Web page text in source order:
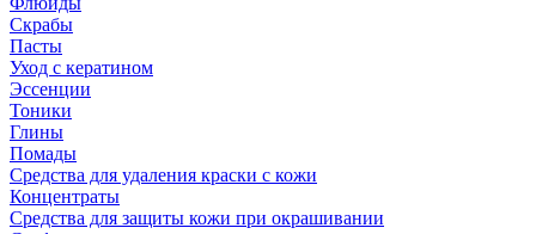
Скрабы
Пасты
Уход с кератином
Эссенции
Тоники
Глины
Помады
Средства для удаления краски с кожи
Концентраты
Средства для защиты кожи при окрашивании